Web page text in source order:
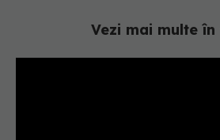
Vezi mai multe în